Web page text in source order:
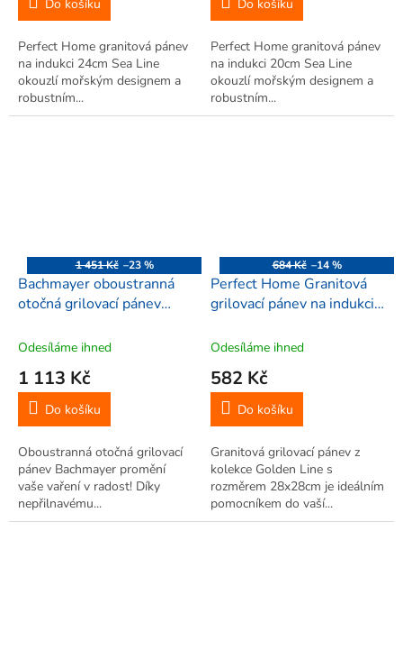
Do košíku
Perfect Home granitová pánev
na indukci 24cm Sea Line
okouzlí mořským designem a
robustním...
Do košíku
Perfect Home granitová pánev
na indukci 20cm Sea Line
okouzlí mořským designem a
robustním...
1 451 Kč –23 %
Bachmayer oboustranná
otočná grilovací pánev
Odesíláme ihned
1 113 Kč
Do košíku
Oboustranná otočná grilovací
pánev Bachmayer promění
vaše vaření v radost! Díky
nepřilnavému...
684 Kč –14 %
Perfect Home Granitová
grilovací pánev na indukci
10395
Odesíláme ihned
582 Kč
Do košíku
Granitová grilovací pánev z
kolekce Golden Line s
rozměrem 28x28cm je ideálním
pomocníkem do vaší...